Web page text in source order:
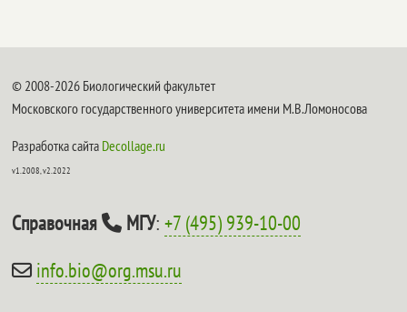
© 2008-2026 Биологический факультет
Московского государственного университета имени М.В.Ломоносова
Разработка сайта Decollage.ru
v1.2008, v2.2022
Справочная МГУ:+7 (495) 939-10-00
info.bio@org.msu.ru